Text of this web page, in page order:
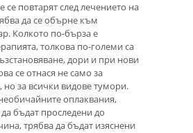
повтарят след лечението на
да се обърне към
Колкото по-бърза е
толкова по-големи са
дори и при нови
се отнася не само за
но за всички видове тумори.
оплаквания,
бъдат проследени до
трябва да бъдат изяснени